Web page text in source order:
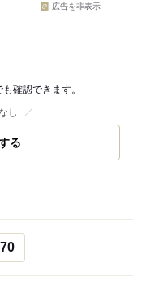
広告を非表示
確認できます。
し
る